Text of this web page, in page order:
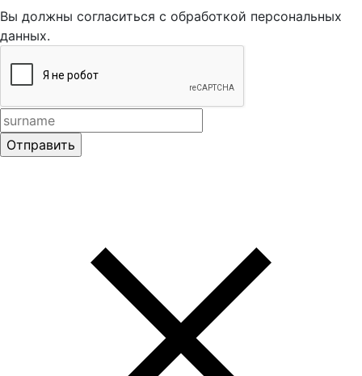
Вы должны согласиться с обработкой персональных
данных.